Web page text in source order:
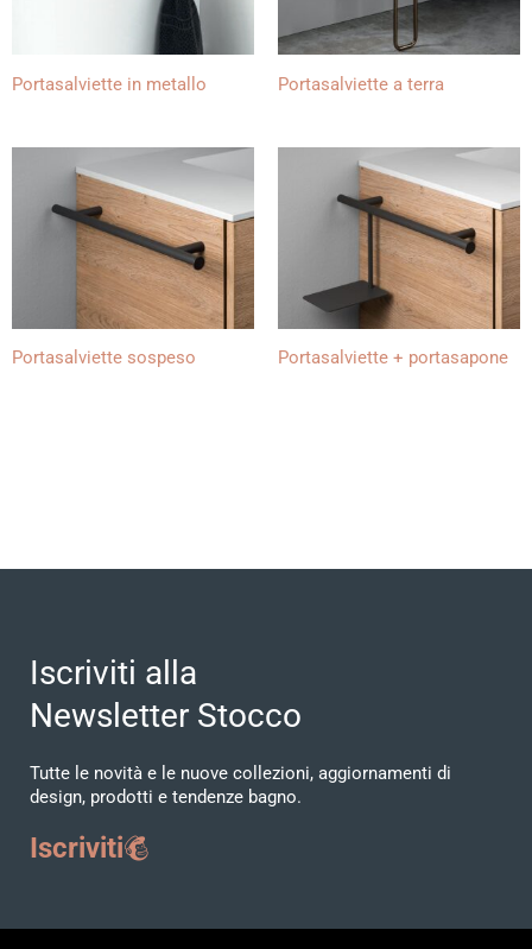
Portasalviette in metallo Portasalviette a terra
Portasalviette sospeso Portasalviette + portasapone
Iscriviti alla
Newsletter Stocco
Tutte le novità e le nuove collezioni, aggiornamenti di
design, prodotti e tendenze bagno.
Iscriviti